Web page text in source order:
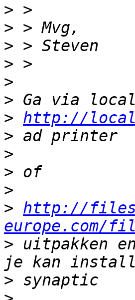
>
>
>
>
>
>
> http://
>
>
>
>
> http://
europe.com/
> uitpakken
>